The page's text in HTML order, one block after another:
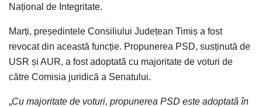
Național de Integritate.
Marți, președintele Consiliului Județean Timiș a fost
revocat din această funcție. Propunerea PSD, susținută de
USR și AUR, a fost adoptată cu majoritate de voturi de
către Comisia juridică a Senatului.
„Cu majoritate de voturi, propunerea PSD este adoptată în